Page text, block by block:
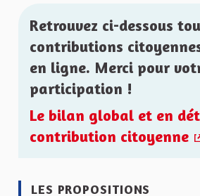
Retrouvez ci-dessous
contributions
en ligne. Merci pour
participation !
Le bilan global et en
contribution citoyenne
LES PROPOSITIONS